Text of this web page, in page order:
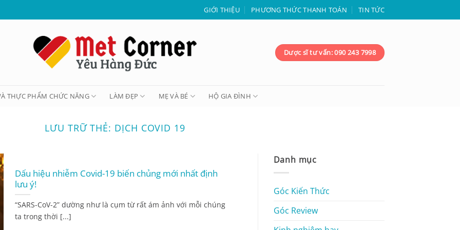
GIỚI THIỆU PHƯƠNG THỨC THANH TOÁN TIN TỨC
Dược sĩ tư vấn: 090 243 7998
THỰC PHẨM CHỨC NĂNG LÀM ĐẸP MẸ VÀ BÉ HỘ GIA ĐÌNH
LƯU TRỮ THẺ: DỊCH COVID 19
Dấu hiệu nhiễm Covid-19 biến chủng mới nhất định
lưu ý!
“SARS-CoV-2” dường như là cụm từ rất ám ảnh với mỗi chúng
ta trong thời [...]
Danh mục
Góc Kiến Thức
Góc Review